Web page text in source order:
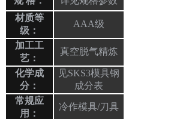
材质等
级：
AAA级
加工工
艺：
真空脱气精炼
化学成
分：
见SKS3模具钢
成分表
常规应
用：
冷作模具/刀具